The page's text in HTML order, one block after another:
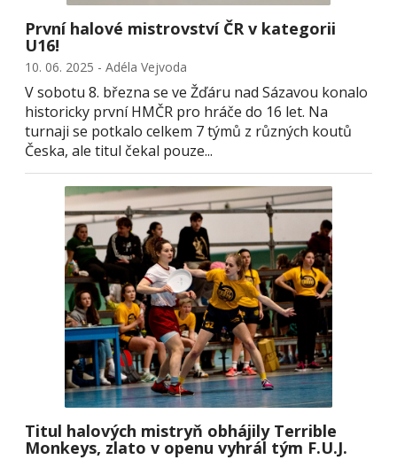
První halové mistrovství ČR v kategorii
U16!
10. 06. 2025 - Adéla Vejvoda
V sobotu 8. března se ve Žďáru nad Sázavou konalo
historicky první HMČR pro hráče do 16 let. Na
turnaji se potkalo celkem 7 týmů z různých koutů
Česka, ale titul čekal pouze...
Titul halových mistryň obhájily Terrible
Monkeys, zlato v openu vyhrál tým F.U.J.